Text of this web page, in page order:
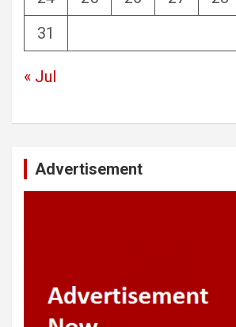
31
« Jul
Advertisement